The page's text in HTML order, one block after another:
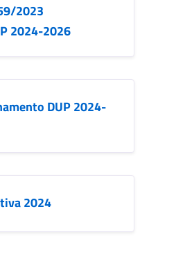
2023
2024-2026
DUP 2024-
2024